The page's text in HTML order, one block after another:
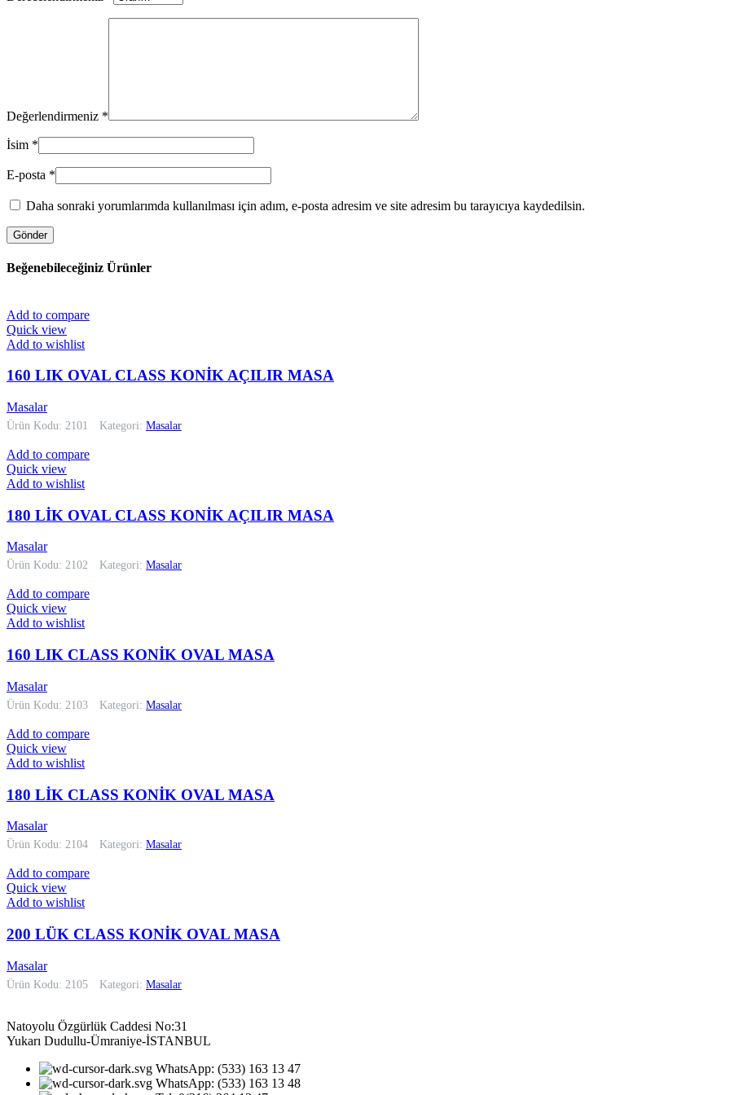
Değerlendirmeniz *
İsim *
E-posta *
Daha sonraki yorumlarımda kullanılması için adım, e-posta adresim ve site adresim bu tarayıcıya kaydedilsin.
Beğenebileceğiniz Ürünler
Add to compare
Quick view
Add to wishlist
160 LIK OVAL CLASS KONİK AÇILIR MASA
Masalar
Ürün Kodu: 2101 Kategori: Masalar
Add to compare
Quick view
Add to wishlist
180 LİK OVAL CLASS KONİK AÇILIR MASA
Masalar
Ürün Kodu: 2102 Kategori: Masalar
Add to compare
Quick view
Add to wishlist
160 LIK CLASS KONİK OVAL MASA
Masalar
Ürün Kodu: 2103 Kategori: Masalar
Add to compare
Quick view
Add to wishlist
180 LİK CLASS KONİK OVAL MASA
Masalar
Ürün Kodu: 2104 Kategori: Masalar
Add to compare
Quick view
Add to wishlist
200 LÜK CLASS KONİK OVAL MASA
Masalar
Ürün Kodu: 2105 Kategori: Masalar
Natoyolu Özgürlük Caddesi No:31
Yukarı Dudullu-Ümraniye-İSTANBUL
WhatsApp: (533) 163 13 47
WhatsApp: (533) 163 13 48